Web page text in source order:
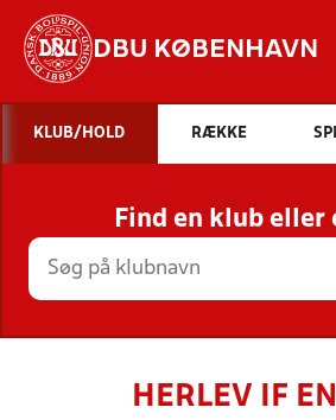
DBU KØBENHAVN
STILLINGER, RESULTATER,
HOLD
KLUB/HOLD RÆKKE
Find en klub eller
HERLEV IF